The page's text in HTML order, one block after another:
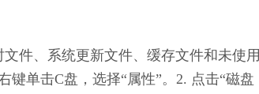
件、系统更新文件、缓存文件和未使用
键单击C盘，选择“属性”。2. 点击“磁盘